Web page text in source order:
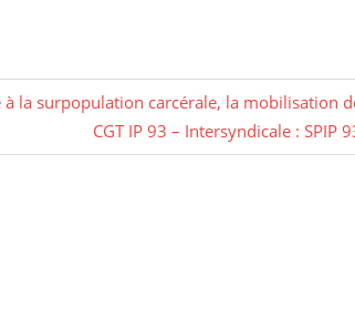
à la surpopulation carcérale, la mobilisation
CGT IP 93 – Intersyndicale :